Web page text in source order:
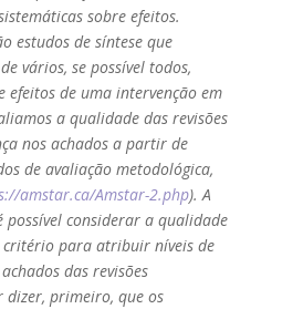
sobre efeitos.
estudos de síntese que
vários, se possível todos,
efeitos de uma intervenção em
a qualidade das revisões
nos achados a partir de
de avaliação metodológica,
amstar.ca/Amstar-2.php). A
considerar a qualidade
critério para atribuir níveis de
das revisões
dizer, primeiro, que os